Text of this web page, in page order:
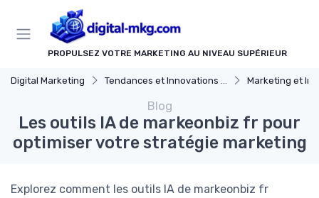
PROPULSEZ VOTRE MARKETING AU NIVEAU SUPÉRIEUR
Digital Marketing Tendances et Innovations marketing digital Marketing et
Blog
Les outils IA de markeonbiz fr pour
optimiser votre stratégie marketing
Explorez comment les outils IA de markeonbiz fr
Panneau de gestion des cookies